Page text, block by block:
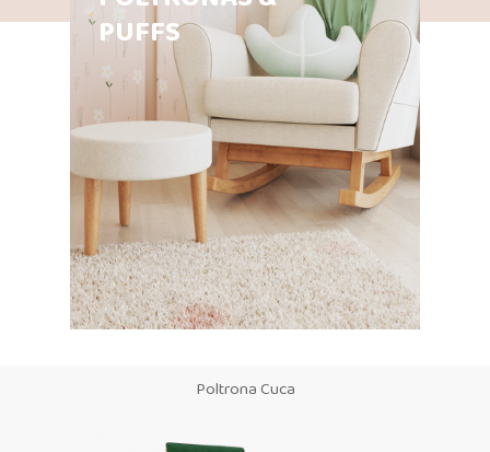
PUFFS
Poltrona Cuca